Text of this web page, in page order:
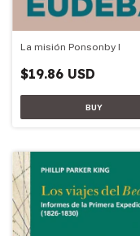
La misión Ponsonby I
$19.86 USD